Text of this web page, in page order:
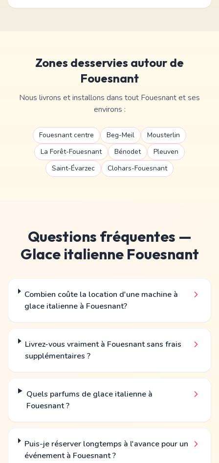
Zones desservies autour de
Fouesnant
Nous livrons et installons dans tout Fouesnantet ses
environs :
Fouesnant centre Beg-Meil
Mousterlin
La Forêt-Fouesnant
Bénodet
Pleuven
Saint-Évarzec
Clohars-Fouesnant
Questions fréquentes —
Glace italienne Fouesnant
Combien coûte la location d'une machine à
glace italienne à Fouesnant?
Livrez-vous vraiment à Fouesnant sans frais
supplémentaires ?
Quels parfums de glace italienne à
Fouesnant ?
Puis-je réserver longtemps à l'avance pour un
événement à Fouesnant ?